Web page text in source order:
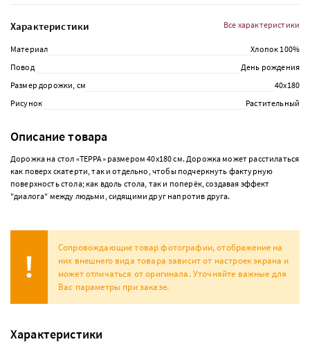
Характеристики
Материал
Хлопок 100%
Повод
День рождения
Размер дорожки, см
40х180
Рисунок
Растительный
Все характеристики
Описание товара
Дорожка на стол «ТЕРРА» размером 40х180 см. Дорожка может расстилаться
как поверх скатерти, так и отдельно, чтобы подчеркнуть фактурную
поверхность стола; как вдоль стола, так и поперёк, создавая эффект
"диалога" между людьми, сидящими друг напротив друга.
Сопровождающие товар фотографии, отображение на
них внешнего вида товара зависит от настроек экрана и
может отличаться от оригинала. Уточняйте важные для
Вас параметры при заказе.
Характеристики